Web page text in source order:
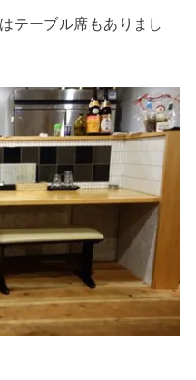
テーブル席もありまし